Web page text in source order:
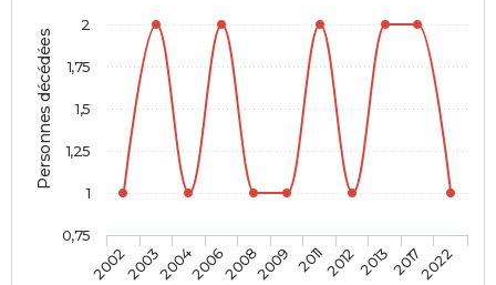
Personnes décédées
200220032004200620082009 20112012201320172022
0,75
1
1,25
1,5
1,75
2